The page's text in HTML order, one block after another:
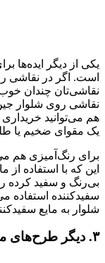
یکی از دیگر ایده‌ها
است. اگر در نقاشی
نقاشی‌تان چندان
نقاشی روی شلوار جین
هم می‌توانید خریداری
یک مقوای ضخیم یا
برای رنگ‌آمیزی هم
این که با استفاده
بی‌رنگ و سفید کرده
سفید‌کننده استفاده
شلوار به مایع
۳. دیگر طرح‌های مینیمال و ساده روی شلوار جین